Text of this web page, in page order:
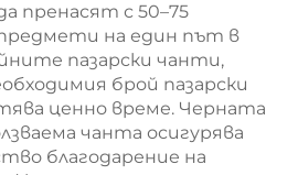
пренасят с 50–75
на един път в
пазарски чанти,
брой пазарски
ценно време. Черната
чанта осигурява
благодарение на